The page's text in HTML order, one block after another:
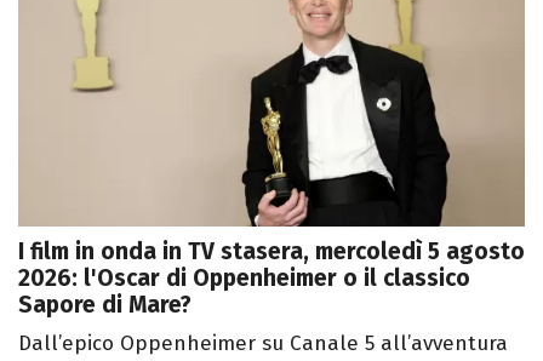
I film in onda in TV stasera, mercoledì 5 agosto
2026: l'Oscar di Oppenheimer o il classico
Sapore di Mare?
Dall’epico Oppenheimer su Canale 5 all’avventura